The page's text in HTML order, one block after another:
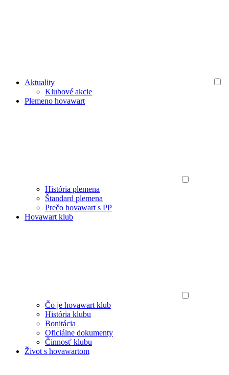
Aktuality
Klubové akcie
Plemeno hovawart
História plemena
Štandard plemena
Prečo hovawart s PP
Hovawart klub
Čo je hovawart klub
História klubu
Bonitácia
Oficiálne dokumenty
Činnosť klubu
Život s hovawartom